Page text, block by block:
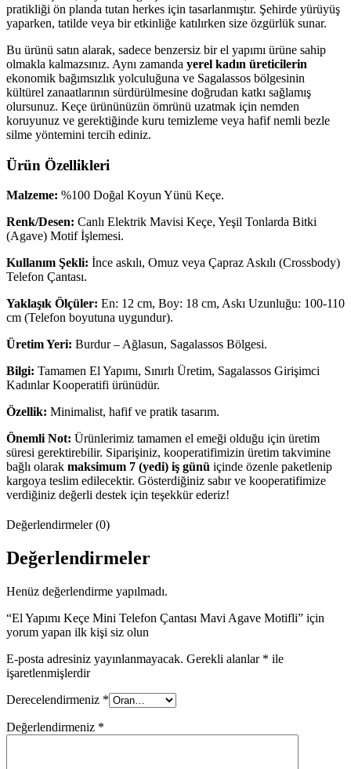
pratikliği ön planda tutan herkes için tasarlanmıştır. Şehirde yürüyüş
yaparken, tatilde veya bir etkinliğe katılırken size özgürlük sunar.
Bu ürünü satın alarak, sadece benzersiz bir el yapımı ürüne sahip
olmakla kalmazsınız. Aynı zamanda yerel kadın üreticilerin
ekonomik bağımsızlık yolculuğuna ve Sagalassos bölgesinin
kültürel zanaatlarının sürdürülmesine doğrudan katkı sağlamış
olursunuz. Keçe ürününüzün ömrünü uzatmak için nemden
koruyunuz ve gerektiğinde kuru temizleme veya hafif nemli bezle
silme yöntemini tercih ediniz.
Ürün Özellikleri
Malzeme: %100 Doğal Koyun Yünü Keçe.
Renk/Desen: Canlı Elektrik Mavisi Keçe, Yeşil Tonlarda Bitki
(Agave) Motif İşlemesi.
Kullanım Şekli: İnce askılı, Omuz veya Çapraz Askılı (Crossbody)
Telefon Çantası.
Yaklaşık Ölçüler: En: 12 cm, Boy: 18 cm, Askı Uzunluğu: 100-110
cm (Telefon boyutuna uygundur).
Üretim Yeri: Burdur – Ağlasun, Sagalassos Bölgesi.
Bilgi: Tamamen El Yapımı, Sınırlı Üretim, Sagalassos Girişimci
Kadınlar Kooperatifi ürünüdür.
Özellik: Minimalist, hafif ve pratik tasarım.
Önemli Not: Ürünlerimiz tamamen el emeği olduğu için üretim
süresi gerektirebilir. Siparişiniz, kooperatifimizin üretim takvimine
bağlı olarak maksimum 7 (yedi) iş günü içinde özenle paketlenip
kargoya teslim edilecektir. Gösterdiğiniz sabır ve kooperatifimize
verdiğiniz değerli destek için teşekkür ederiz!
Değerlendirmeler (0)
Değerlendirmeler
Henüz değerlendirme yapılmadı.
“El Yapımı Keçe Mini Telefon Çantası Mavi Agave Motifli” için
yorum yapan ilk kişi siz olun
E-posta adresiniz yayınlanmayacak. Gerekli alanlar * ile
işaretlenmişlerdir
Derecelendirmeniz *
Değerlendirmeniz *